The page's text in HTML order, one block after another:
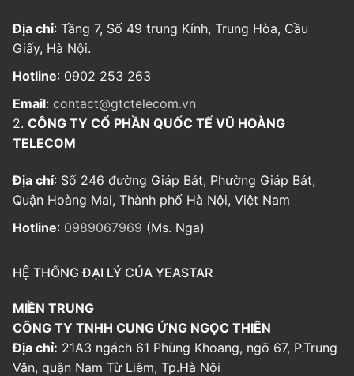
Địa chỉ: Tầng 7, Số 49 trung Kính, Trung Hòa, Cầu
Giấy, Hà Nội.
Hotline: 0902 253 263
Email: contact@gtctelecom.vn
2. CÔNG TY CỔ PHẦN QUỐC TẾ VŨ HOÀNG
TELECOM
Địa chỉ: Số 246 đường Giáp Bát, Phường Giáp Bát,
Quận Hoàng Mai, Thành phố Hà Nội, Việt Nam
Hotline: 0989067969 (Ms. Nga)
HỆ THỐNG ĐẠI LÝ CỦA YEASTAR
MIỀN TRUNG
CÔNG TY TNHH CUNG ỨNG NGỌC THIÊN
Địa chỉ: 21A3 ngách 61 Phùng Khoang, ngõ 67, P.Trung
Văn, quận Nam Từ Liêm, Tp.Hà Nội